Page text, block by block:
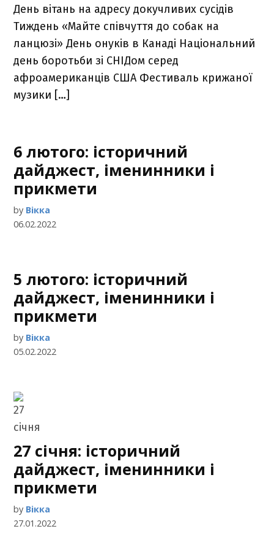
День вітань на адресу докучливих сусідів
Тиждень «Майте співчуття до собак на
ланцюзі» День онуків в Канаді Національний
день боротьби зі СНІДом серед
афроамериканців США Фестиваль крижаної
музики […]
6 лютого: історичний
дайджест, іменинники і
прикмети
by Вікка
06.02.2022
5 лютого: історичний
дайджест, іменинники і
прикмети
by Вікка
05.02.2022
27 січня: історичний
дайджест, іменинники і
прикмети
by Вікка
27.01.2022